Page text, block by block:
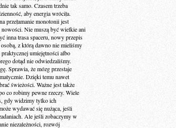
tak samo. Czasem trzeba
aby energia wróciła.
przełamanie monotonii jest
nowości. Nie muszą być wielkie ani
inna trasa spaceru, nowy przepis
z którą dawno nie mieliśmy
umiejętności albo
dotąd nie odwiedzaliśmy.
Sprawia, że mózg przestaje
Dzięki temu nawet
świeżości. Ważne jest także
co robimy pewne rzeczy. Wiele
gdy widzimy tylko ich
wydawać się nużąca, jeśli
Ale jeśli zobaczymy w
niezależności, rozwój